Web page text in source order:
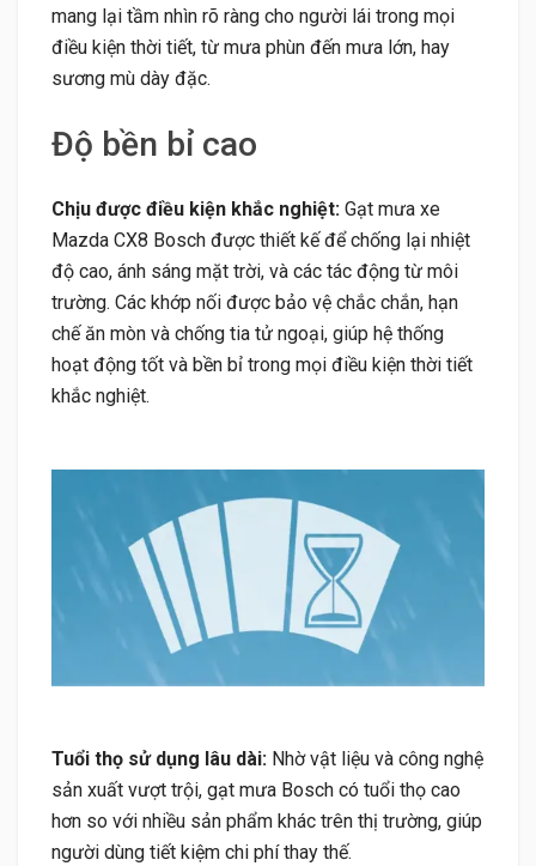
mang lại tầm nhìn rõ ràng cho người lái trong mọi
điều kiện thời tiết, từ mưa phùn đến mưa lớn, hay
sương mù dày đặc.
Độ bền bỉ cao
Chịu được điều kiện khắc nghiệt: Gạt mưa xe
Mazda CX8 Bosch được thiết kế để chống lại nhiệt
độ cao, ánh sáng mặt trời, và các tác động từ môi
trường. Các khớp nối được bảo vệ chắc chắn, hạn
chế ăn mòn và chống tia tử ngoại, giúp hệ thống
hoạt động tốt và bền bỉ trong mọi điều kiện thời tiết
khắc nghiệt.
Tuổi thọ sử dụng lâu dài: Nhờ vật liệu và công nghệ
sản xuất vượt trội, gạt mưa Bosch có tuổi thọ cao
hơn so với nhiều sản phẩm khác trên thị trường, giúp
người dùng tiết kiệm chi phí thay thế.